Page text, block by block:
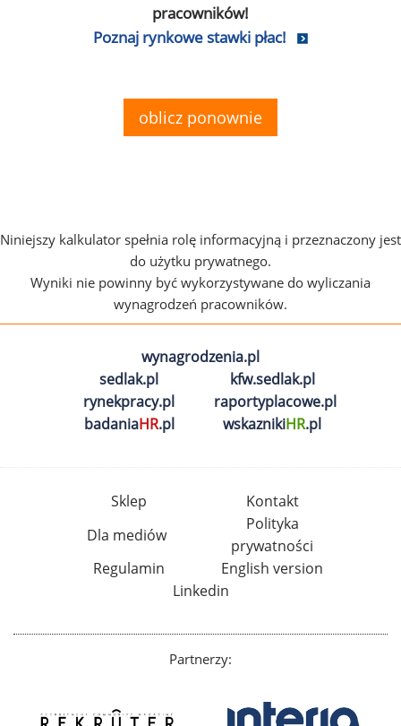
pracowników!
Poznaj rynkowe stawki płac!
oblicz ponownie
Niniejszy kalkulator spełnia rolę informacyjną i przeznaczony jest
do użytku prywatnego.
Wyniki nie powinny być wykorzystywane do wyliczania
wynagrodzeń pracowników.
wynagrodzenia.pl
sedlak.pl
kfw.sedlak.pl
rynekpracy.pl
raportyplacowe.pl
badaniaHR.pl wskaznikiHR.pl
Sklep
Kontakt
Dla mediów
Polityka
prywatności
Regulamin
English version
Linkedin
Partnerzy: